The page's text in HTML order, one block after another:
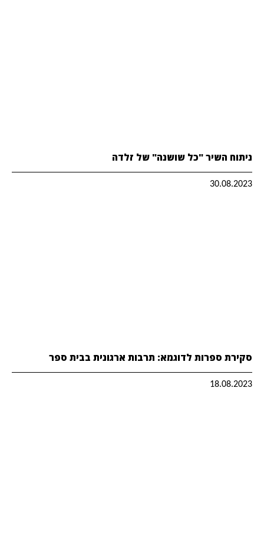
ניתוח השיר "כל שושנה" של זלדה
30.08.2023
סקירת ספרות לדוגמא: תרבות ארגונית בבית ספר
18.08.2023